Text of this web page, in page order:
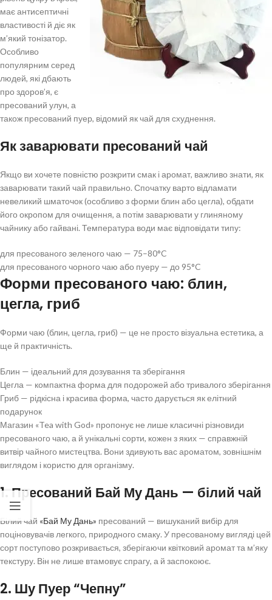
має антисептичні
властивості й діє як
м’який тонізатор.
Особливо
популярним серед
людей, які дбають
про здоров’я, є
пресований улун, а
також пресований пуер, відомий як чай для схуднення.
Як заварювати пресований чай
Якщо ви хочете повністю розкрити смак і аромат, важливо знати, як
заварювати такий чай правильно. Спочатку варто відламати
невеликий шматочок (особливо з форми блин або цегла), обдати
його окропом для очищення, а потім заварювати у глиняному
чайнику або гайвані. Температура води має відповідати типу:
для пресованого зеленого чаю — 75–80°C
для пресованого чорного чаю або пуеру — до 95°C
Форми пресованого чаю: блин,
цегла, гриб
Форми чаю (блин, цегла, гриб) — це не просто візуальна естетика, а
ще й практичність.
Блин — ідеальний для дозування та зберігання
Цегла — компактна форма для подорожей або тривалого зберігання
Гриб — рідкісна і красива форма, часто дарується як елітний
подарунок
Магазин «Tea with God» пропонує не лише класичні різновиди
пресованого чаю, а й унікальні сорти, кожен з яких — справжній
витвір чайного мистецтва. Вони здивують вас ароматом, зовнішнім
виглядом і користю для організму.
1. Пресований Бай Му Дань — білий чай
Білий чай «Бай Му Дань» пресований — вишуканий вибір для
поціновувачів легкого, природного смаку. У пресованому вигляді цей
сорт поступово розкривається, зберігаючи квітковий аромат та м’яку
текстуру. Він не лише втамовує спрагу, а й заспокоює.
2. Шу Пуер “Чепну”